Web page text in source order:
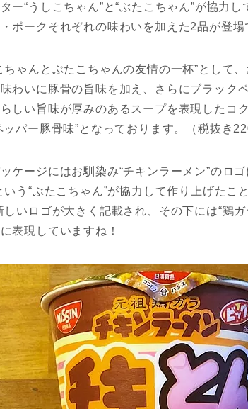
ー“うしこちゃん”と“ぶたこちゃん”が協力
ポークそれぞれの味わいを加えた2品が登場
ゃんとぶたこちゃんの友情の一杯”として
わいに豚骨の旨味を加え、さらにブラック
しい旨味が厚みのあるスープを表現したコ
パー豚骨味”となっております。（税抜き
ケージにはお馴染み“チキンラーメン”のロ
いう“ぶたこちゃん”が協力して作り上げたこ
しいロゴが大きく記載され、その下には“鶏
表現していますね！